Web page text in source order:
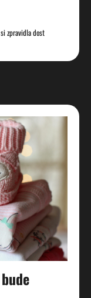
zpravidla dost